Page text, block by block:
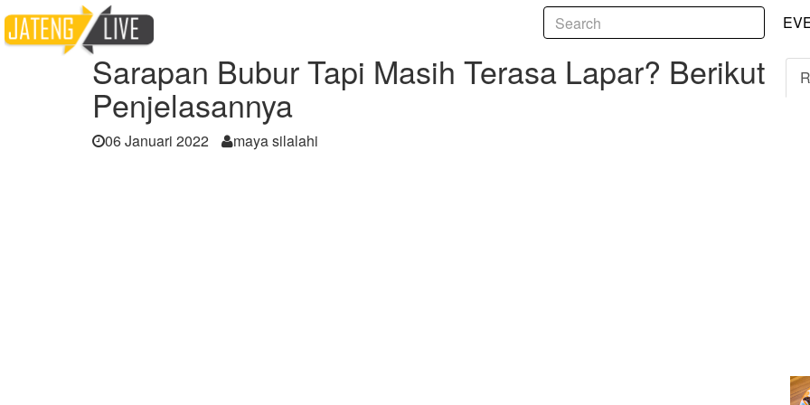
Home Sarapan Bubur Tapi Masih Terasa Lapar? Berikut Penjelasannya
Sarapan Bubur Tapi Masih Terasa Lapar? Berikut
Penjelasannya
06 Januari 2022 maya silalahi